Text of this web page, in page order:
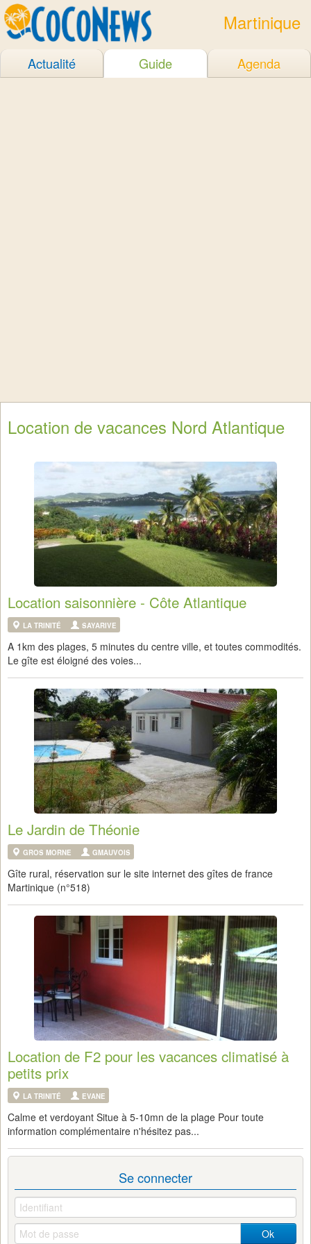
Martinique
Actualité Guide Agenda
Location de vacances Nord Atlantique
Location saisonnière - Côte Atlantique
LA TRINITÉ SAYARIVE
A 1km des plages, 5 minutes du centre ville, et toutes commodités.
Le gîte est éloigné des voies...
Le Jardin de Théonie
GROS MORNE GMAUVOIS
Gîte rural, réservation sur le site internet des gîtes de france
Martinique (n°518)
Location de F2 pour les vacances climatisé à
petits prix
LA TRINITÉ EVANE
Calme et verdoyant Situe à 5-10mn de la plage Pour toute
information complémentaire n'hésitez pas...
Se connecter
Ok